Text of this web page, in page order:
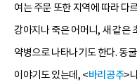
여는 주문 또한 지역에 따라 다
강아지나 죽은 어머니, 새 같은
약병으로 나타나기도 한다. 동
이야기도 있는데, <바리공주>